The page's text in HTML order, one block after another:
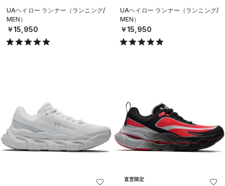
UAヘイロー ランナー（ランニング/
MEN）
￥15,950
UAヘイロー ランナー（ランニング/
MEN）
￥15,950
直営限定